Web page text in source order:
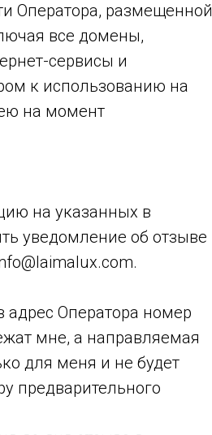
Оператора, размещенной
все домены,
сервисы и
к использованию на
на момент
на указанных в
уведомление об отзыве
.
Оператора номер
мне, а направляемая
для меня и не будет
предварительного